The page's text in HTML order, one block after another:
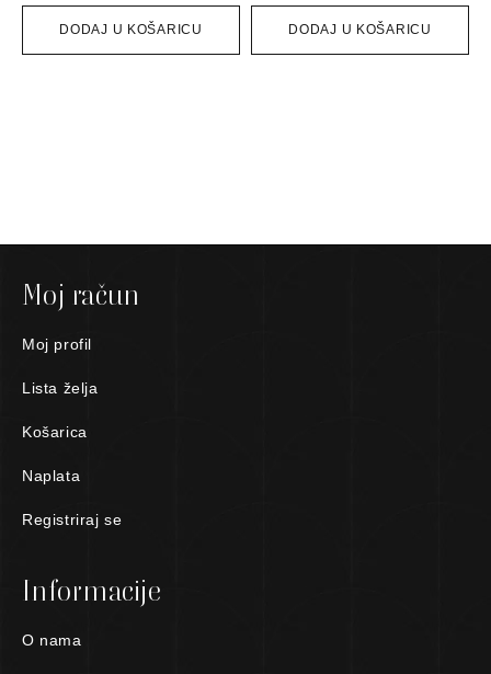
DODAJ U KOŠARICU DODAJ U KOŠARICU
Moj račun
Moj profil
Lista želja
Košarica
Naplata
Registriraj se
Informacije
O nama